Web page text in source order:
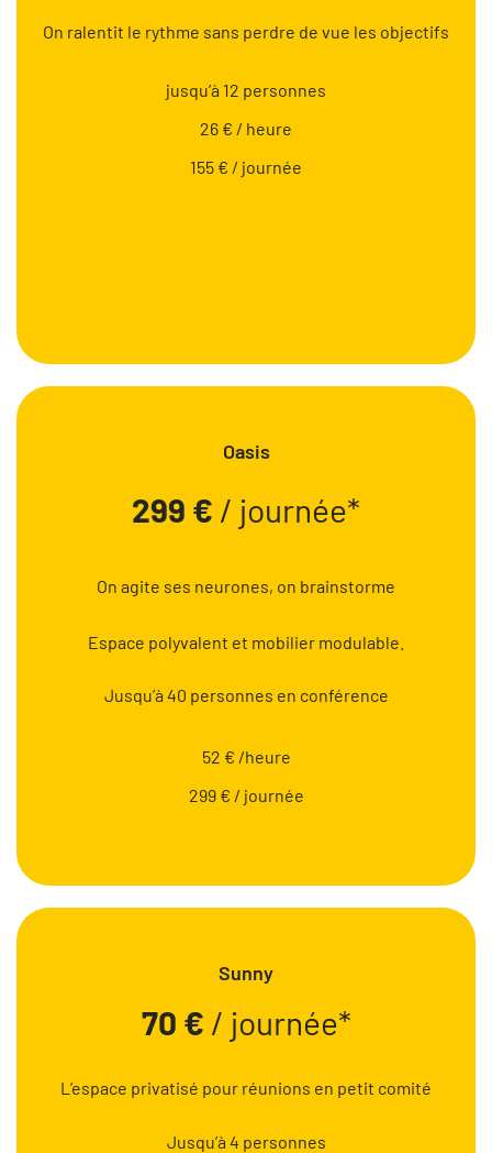
On ralentit le rythme sans perdre de vue les objectifs
jusqu’à 12 personnes
26 € / heure
155 € / journée
Oasis
299 € / journée*
On agite ses neurones, on brainstorme
Espace polyvalent et mobilier modulable.
Jusqu’à 40 personnes en conférence
52 € /heure
299 € / journée
Sunny
70 € / journée*
L’espace privatisé pour réunions en petit comité
Jusqu’à 4 personnes